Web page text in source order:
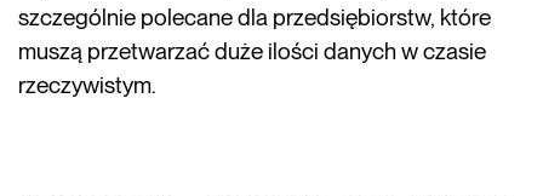
szczególnie polecane dla przedsiębiorstw, które
muszą przetwarzać duże ilości danych w czasie
rzeczywistym.